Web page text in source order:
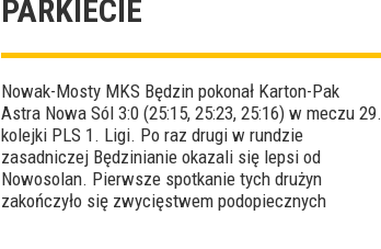
PARKIECIE
Nowak-Mosty MKS Będzin pokonał Karton-Pak
Astra Nowa Sól 3:0 (25:15, 25:23, 25:16) w meczu 29.
kolejki PLS 1. Ligi. Po raz drugi w rundzie
zasadniczej Będzinianie okazali się lepsi od
Nowosolan. Pierwsze spotkanie tych drużyn
zakończyło się zwycięstwem podopiecznych